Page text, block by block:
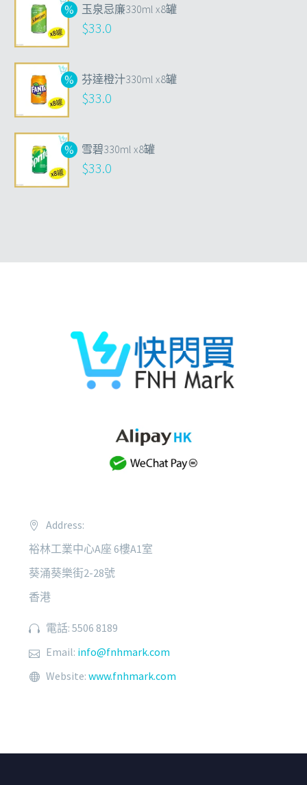
玉泉忌廉330ml x8罐
$33.0
芬達橙汁330ml x8罐
$33.0
雪碧330ml x8罐
$33.0
Address:
裕林工業中心A座 6樓A1室
葵涌葵樂街2-28號
香港
電話: 5506 8189
Email: info@fnhmark.com
Website: www.fnhmark.com